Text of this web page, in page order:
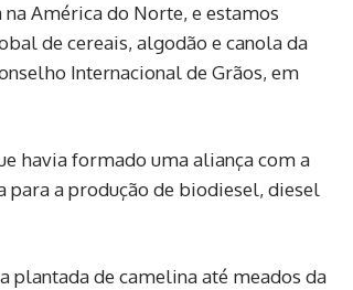
América do Norte, e estamos
de cereais, algodão e canola da
Internacional de Grãos, em
havia formado uma aliança com a
para a produção de biodiesel, diesel
plantada de camelina até meados da